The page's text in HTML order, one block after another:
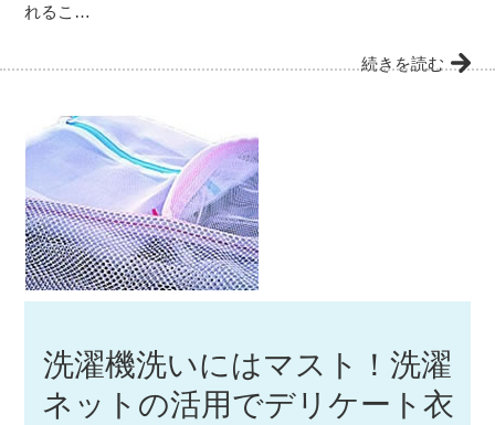
れるこ…
続きを読む
洗濯機洗いにはマスト！洗濯
ネットの活用でデリケート衣